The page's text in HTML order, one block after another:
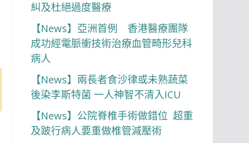
糾及杜絕過度醫療
【News】亞洲首例 香港醫療團隊
成功經電脈衝技術治療血管畸形兒科
病人
【News】兩長者食沙律或未熟蔬菜
後染李斯特菌 一人神智不清入ICU
【News】公院脊椎手術做錯位 超重
及跛行病人要重做椎管減壓術